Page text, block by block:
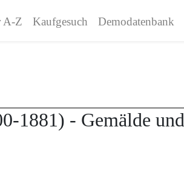
A-Z Kaufgesuch Demodatenbank
1881) - Gemälde und